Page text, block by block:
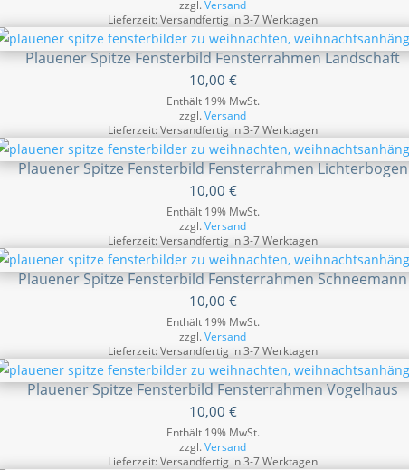
zzgl.Versand
Lieferzeit: Versandfertig in 3-7 Werktagen
Plauener Spitze Fensterbild Fensterrahmen Landschaft
10,00 €
Enthält 19% MwSt.
zzgl.Versand
Lieferzeit: Versandfertig in 3-7 Werktagen
Plauener Spitze Fensterbild Fensterrahmen Lichterbogen
10,00 €
Enthält 19% MwSt.
zzgl.Versand
Lieferzeit: Versandfertig in 3-7 Werktagen
Plauener Spitze Fensterbild Fensterrahmen Schneemann
10,00 €
Enthält 19% MwSt.
zzgl.Versand
Lieferzeit: Versandfertig in 3-7 Werktagen
Plauener Spitze Fensterbild Fensterrahmen Vogelhaus
10,00 €
Enthält 19% MwSt.
zzgl.Versand
Lieferzeit: Versandfertig in 3-7 Werktagen